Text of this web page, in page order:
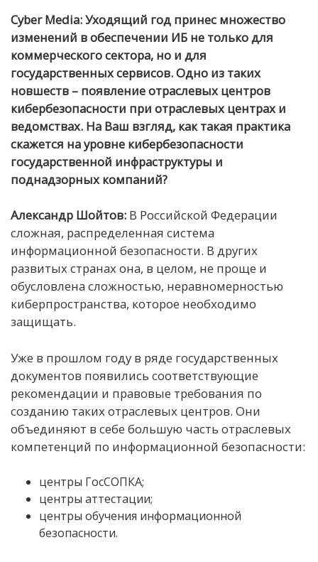
Cyber Media: Уходящий год принес множество
изменений в обеспечении ИБ не только для
коммерческого сектора, но и для
государственных сервисов. Одно из таких
новшеств – появление отраслевых центров
кибербезопасности при отраслевых центрах и
ведомствах. На Ваш взгляд, как такая практика
скажется на уровне кибербезопасности
государственной инфраструктуры и
поднадзорных компаний?
Александр Шойтов: В Российской Федерации
сложная, распределенная система
информационной безопасности. В других
развитых странах она, в целом, не проще и
обусловлена сложностью, неравномерностью
киберпространства, которое необходимо
защищать.
Уже в прошлом году в ряде государственных
документов появились соответствующие
рекомендации и правовые требования по
созданию таких отраслевых центров. Они
объединяют в себе большую часть отраслевых
компетенций по информационной безопасности:
центры ГосСОПКА;
центры аттестации;
центры обучения информационной
безопасности.